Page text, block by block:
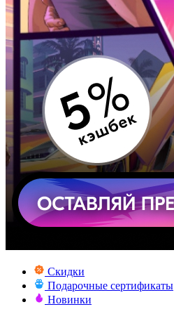
Скидки
Подарочные сертификаты
Новинки